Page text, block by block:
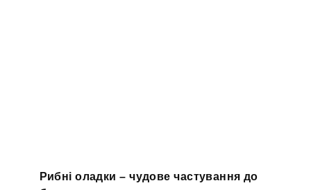
Рибні оладки – чудове частування до